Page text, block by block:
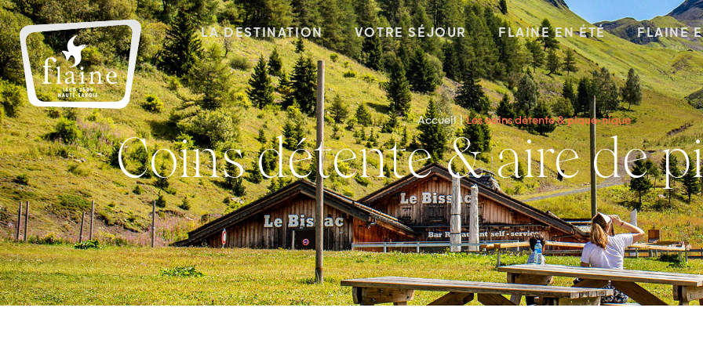
LA DESTINATION VOTRE SÉJOUR FLAINE EN ÉTÉ FLAINE
Accueil Les coins détente & pique-nique
Coins détente & aire de